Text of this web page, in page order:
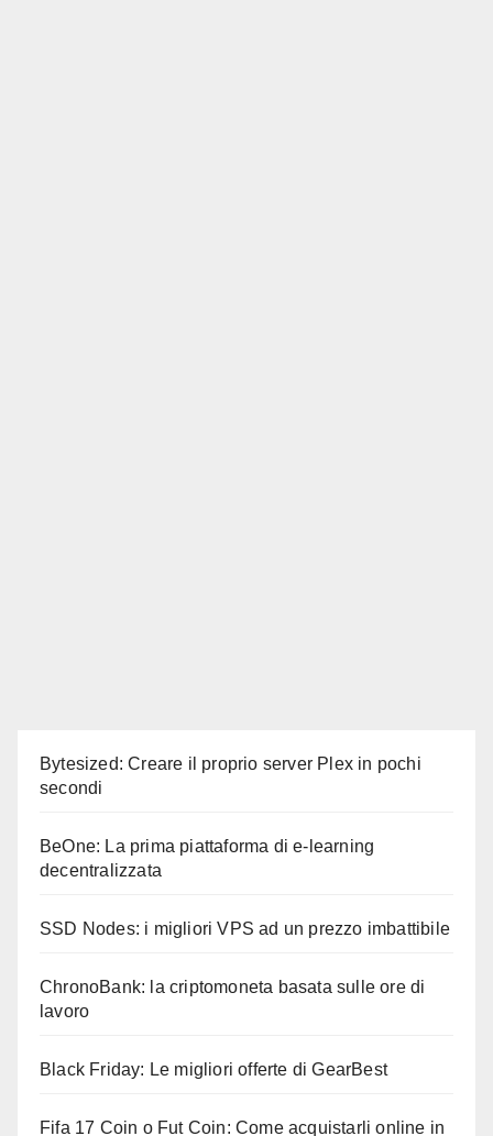
Bytesized: Creare il proprio server Plex in pochi
secondi
BeOne: La prima piattaforma di e-learning
decentralizzata
SSD Nodes: i migliori VPS ad un prezzo imbattibile
ChronoBank: la criptomoneta basata sulle ore di
lavoro
Black Friday: Le migliori offerte di GearBest
Fifa 17 Coin o Fut Coin: Come acquistarli online in